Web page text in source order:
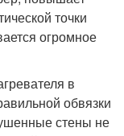
точки
огромное
в
обвязки
стены не